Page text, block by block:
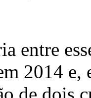
entre
2014 e,
de dois